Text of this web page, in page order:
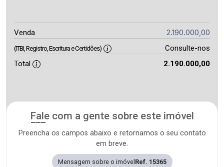
Venda 2.190.000,00
(ITBI, Registro, Escritura e Certidões)
Consulte-nos
Total
2.190.000,00
Fale com a gente sobre este imóvel
Preencha os campos abaixo e retornamos o seu contato
em breve.
Mensagem sobre o imóvel Ref. 15365